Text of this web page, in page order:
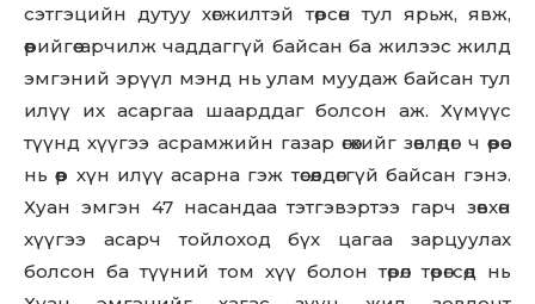
сэтгэцийн дутуу хөгжилтэй төрсөн тул ярьж, явж,
өөрийгөө арчилж чаддаггүй байсан ба жилээс жилд
эмгэний эрүүл мэнд нь улам муудаж байсан тул
илүү их асаргаа шаарддаг болсон аж. Хүмүүс
түүнд хүүгээ асрамжийн газар өгөхийг зөвлөдөг ч өөрөөс
нь өөр хүн илүү асарна гэж төсөөлдөггүй байсан гэнэ.
Хуан эмгэн 47 насандаа тэтгэвэртээ гарч зөвхөн
хүүгээ асарч тойлоход бүх цагаа зарцуулах
болсон ба түүний том хүү болон төрөл төрөгсөд нь